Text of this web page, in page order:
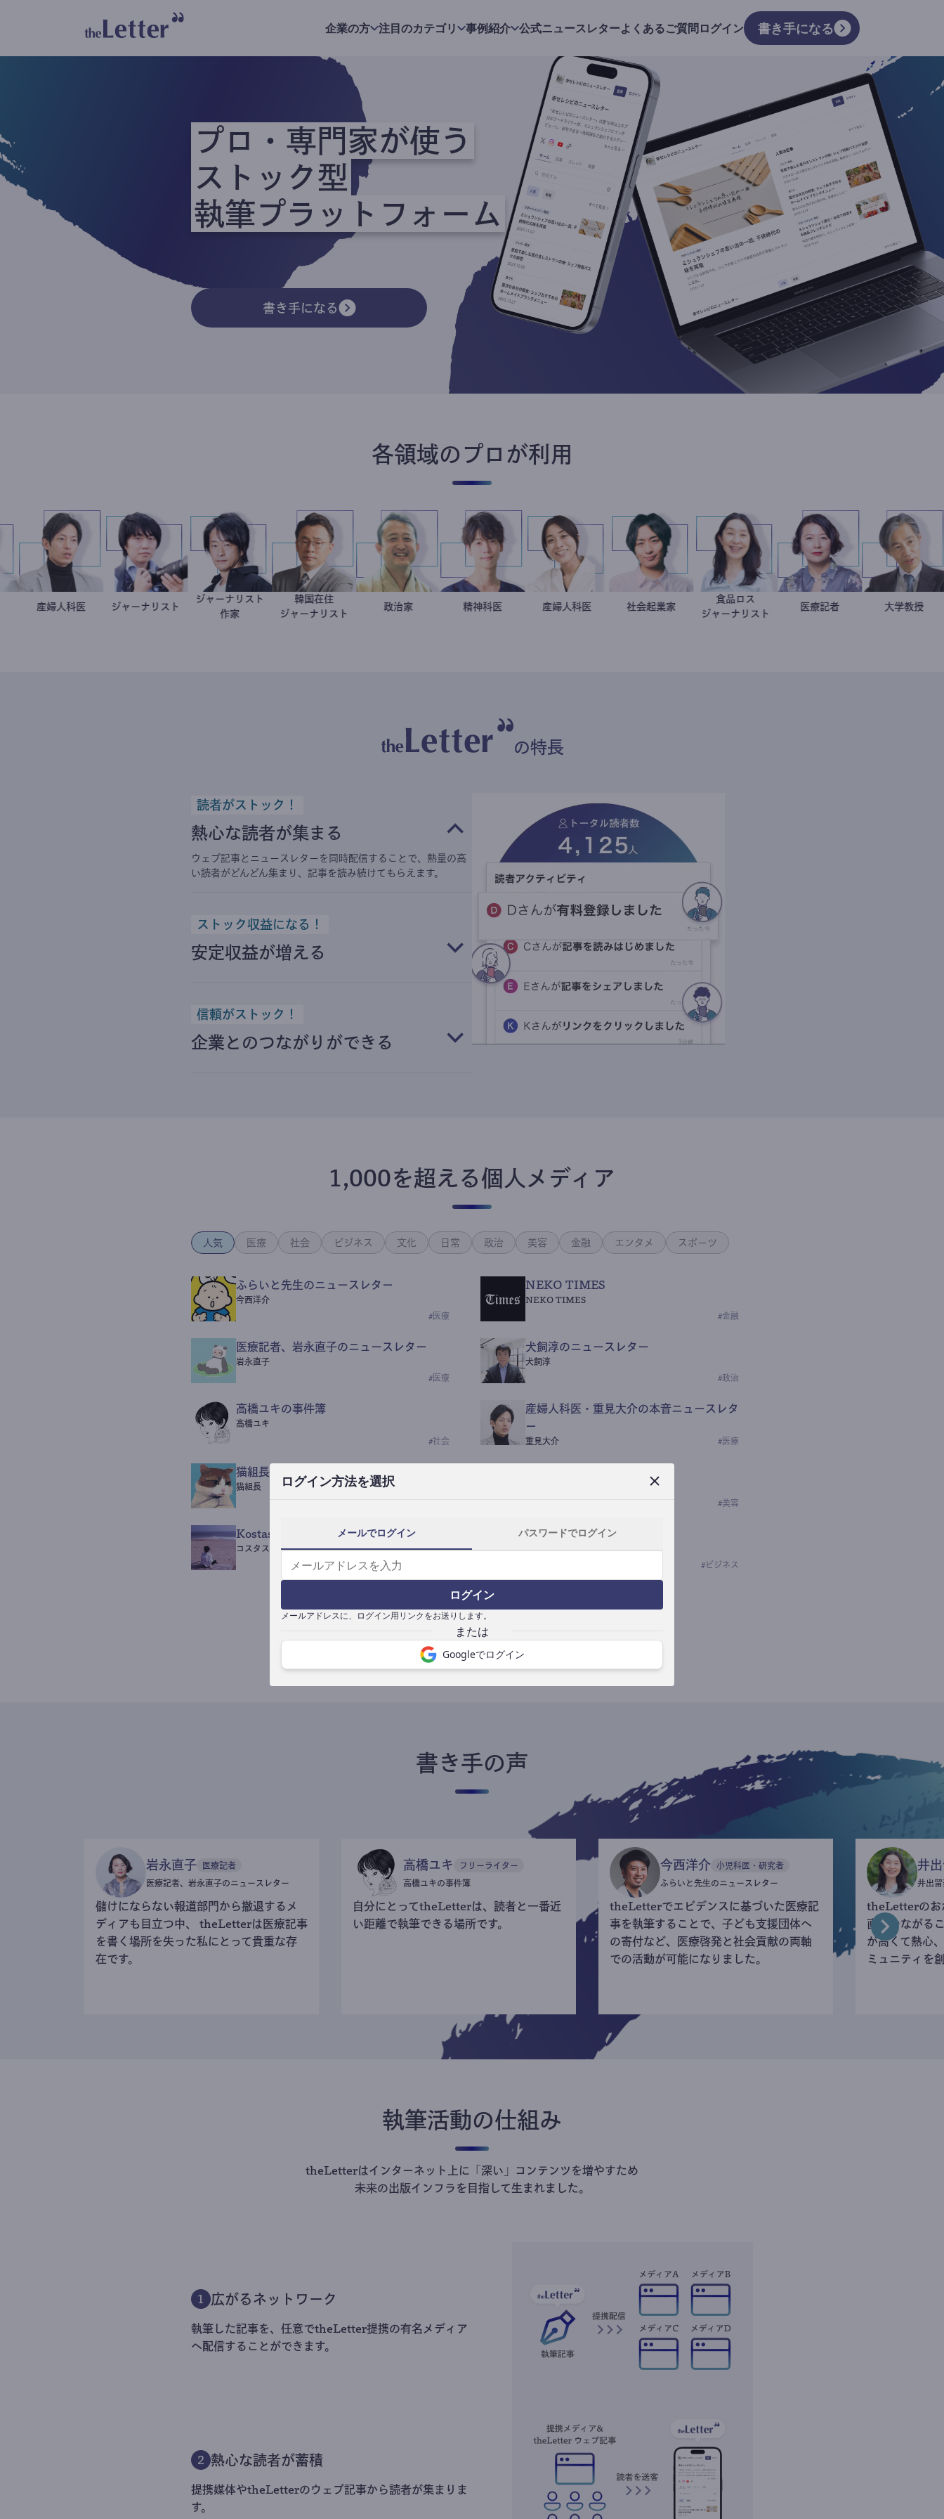
ログイン方法を選択
メールでログイン パスワードでログイン
ログイン
メールアドレスに、ログイン用リンクをお送りします。
Googleでログイン
企業の方 注目のカテゴリ 事例紹介 公式ニュースレターよくあるご質問ログイン 書き手になる
プロ・専門家が使う
ストック型
執筆プラットフォーム
書き手になる
各領域のプロが利用
重見大介
産婦人科医 志葉玲
ジャーナリスト 鈴木エイト
ジャーナリスト
韓国在住
ジャーナリスト
藤野智哉
精神科医 稲葉可奈子
産婦人科医 駒崎弘樹
社会起業家 井出留美
食品ロス
ジャーナリスト
岩永直子
医療記者 加藤
大学
の特長
読者がストック！
熱心な読者が集まる
ウェブ記事とニュースレターを同時配信することで、熱量の高
い読者がどんどん集まり、記事を読み続けてもらえます。
ストック収益になる！
安定収益が増える
信頼がストック！
企業とのつながりができる
1,000を超える個人メディア
人気 医療 社会 ビジネス 文化 日常 政治 美容 金融 エンタメ スポーツ
ふらいと先生のニュースレター
今西洋介
# 医療
NEKO TIMES
NEKO TIMES
#金融
医療記者、岩永直子のニュースレター
岩永直子
# 医療
犬飼淳のニュースレター
犬飼淳
#政治
高橋ユキの事件簿
高橋ユキ
#社会
産婦人科医・重見大介の本音ニュースレタ
ー
重見大介 # 医療
猫組長POST
猫組長
なつなつ（化粧品・皮膚科学の研究者）
#美容
Kostas Beauty News
コスタス
ｺｯｶﾗSaaS
# ビジネス
書き手になる
書き手の声
岩永直子 医療記者
医療記者、岩永直子のニュースレター
儲けにならない報道部門から撤退するメ
ディアも目立つ中、 theLetterは医療記事
を書く場所を失った私にとって貴重な存
在です。
高橋ユキ フリーライター
高橋ユキの事件簿
自分にとってtheLetterは、読者と一番近
い距離で執筆できる場所です。
今西洋介 小児科医・研究者
ふらいと先生のニュースレター
theLetterでエビデンスに基づいた医療記
事を執筆することで、子ども支援団体へ
の寄付など、医療啓発と社会貢献の両軸
での活動が可能になりました。
井
井出
theLetterのお
直接つながる
が高くて熱心
ミュニティを
執筆活動の仕組み
theLetterはインターネット上に「深い」コンテンツを増やすため
未来の出版インフラを目指して生まれました。
1 広がるネットワーク
執筆した記事を、任意でtheLetter提携の有名メディア
へ配信することができます。
2 熱心な読者が蓄積
提携媒体やtheLetterのウェブ記事から読者が集まりま
す。